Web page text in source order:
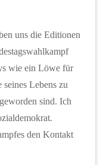
uns die Editionen
wie ein Löwe für
Lebens zu
sind. Ich
den Kontakt